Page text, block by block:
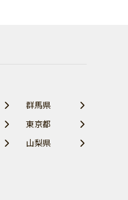
群馬県
東京都
山梨県